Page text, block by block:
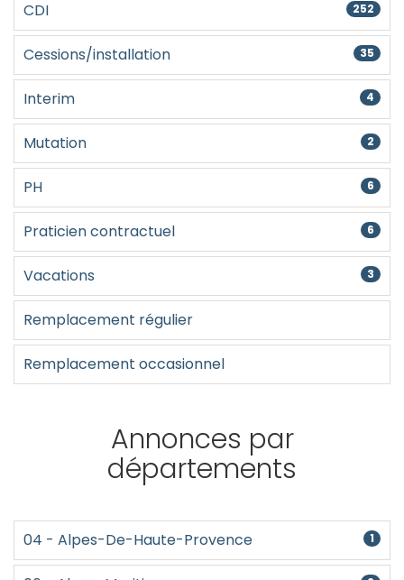
CDI 252
Cessions/installation 35
Interim 4
Mutation 2
PH 6
Praticien contractuel 6
Vacations 3
Remplacement régulier
Remplacement occasionnel
Annonces par
départements
04 - Alpes-De-Haute-Provence 1